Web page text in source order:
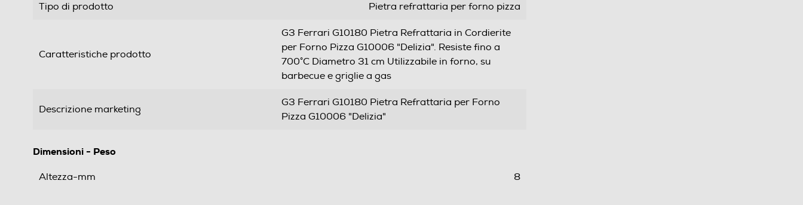
Tipo di prodotto Pietra refrattaria per forno pizza
Caratteristiche prodotto
G3 Ferrari G10180 Pietra Refrattaria in Cordierite
per Forno Pizza G10006 "Delizia". Resiste fino a
700°C Diametro 31 cm Utilizzabile in forno, su
barbecue e griglie a gas
Descrizione marketing
G3 Ferrari G10180 Pietra Refrattaria per Forno
Pizza G10006 "Delizia"
Dimensioni - Peso
Altezza-mm 8